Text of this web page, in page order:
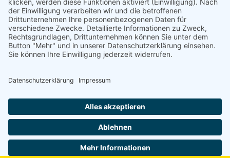
Desktop-Version